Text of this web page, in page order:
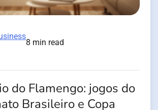
8 min read
do Flamengo: jogos do
Brasileiro e Copa